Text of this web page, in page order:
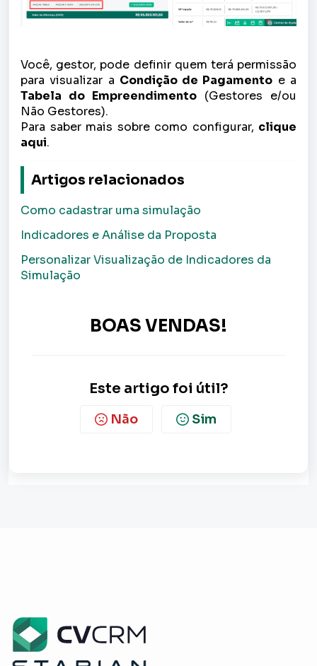
Você, gestor, pode definir quem terá permissão
para visualizar a Condição de Pagamento e a
Tabela do Empreendimento (Gestores e/ou
Não Gestores).
Para saber mais sobre como configurar, clique
aqui.
Artigos relacionados
Como cadastrar uma simulação
Indicadores e Análise da Proposta
Personalizar Visualização de Indicadores da
Simulação
BOAS VENDAS!
Este artigo foi útil?
Não Sim